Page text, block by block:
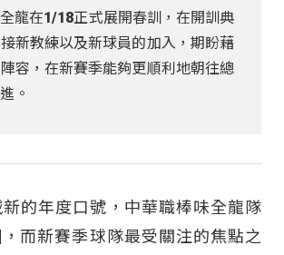
龍在1/18正式展開春訓，在開訓典
新教練以及新球員的加入，期盼藉
容，在新賽季能夠更順利地朝往總
。
的年度口號，中華職棒味全龍隊
而新賽季球隊最受關注的焦點之